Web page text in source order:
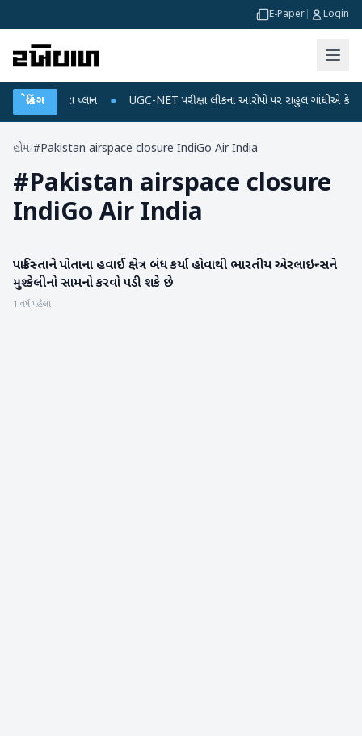
E-Paper Login
બ્રેકિંગ
અને ડેટા પ્લાન ● UGC-NET પરીક્ષા લીકના આરોપો પર રાહુલ ગાંધીએ કેન્દ્ર પર
હોમ/#Pakistan airspace closure IndiGo Air India
#Pakistan airspace closure
IndiGo Air India
આંતરરાષ્ટ્રીય
પાકિસ્તાને પોતાના હવાઈ ક્ષેત્ર બંધ કર્યા હોવાથી ભારતીય એરલાઇન્સને
મુશ્કેલીનો સામનો કરવો પડી શકે છે
1 વર્ષ પહેલા